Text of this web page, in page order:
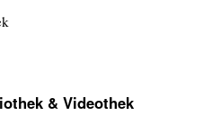
& Videothek